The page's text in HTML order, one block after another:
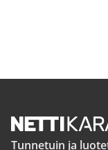
Tunnetuin ja